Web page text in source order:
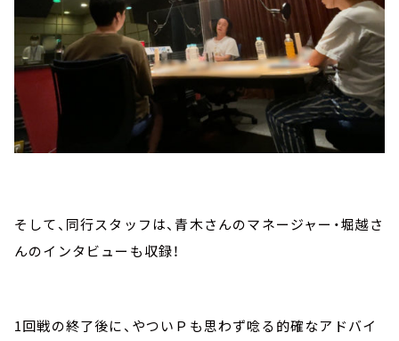
そして、同行スタッフは、青木さんのマネージャー・堀越さ
んのインタビューも収録！
1回戦の終了後に、やついＰも思わず唸る的確なアドバイ